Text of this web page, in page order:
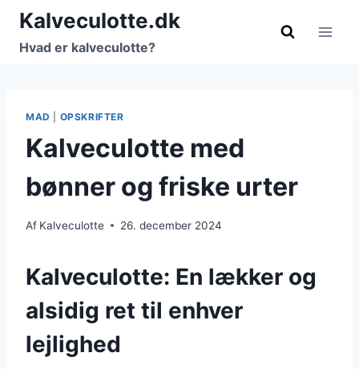
Fortsæt
indhold
Kalveculotte.dk
Hvad er kalveculotte?
MAD OPSKRIFTER
Kalveculotte med
bønner og friske urter
Af Kalveculotte 26. december 2024
Kalveculotte: En lækker og
alsidig ret til enhver
lejlighed